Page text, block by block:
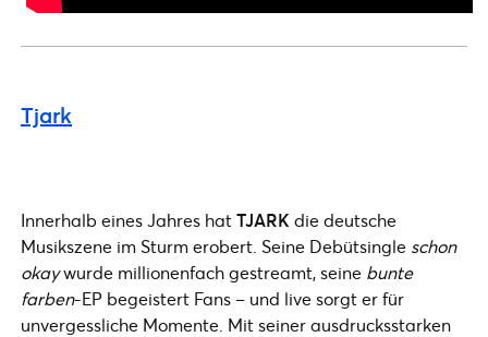
Tjark
Innerhalb eines Jahres hatTJARK die deutsche
Musikszene im Sturm erobert. Seine Debütsingle schon
okaywurde millionenfach gestreamt, seine bunte
farben-EP begeistert Fans – und live sorgt er für
unvergessliche Momente. Mit seiner ausdrucksstarken